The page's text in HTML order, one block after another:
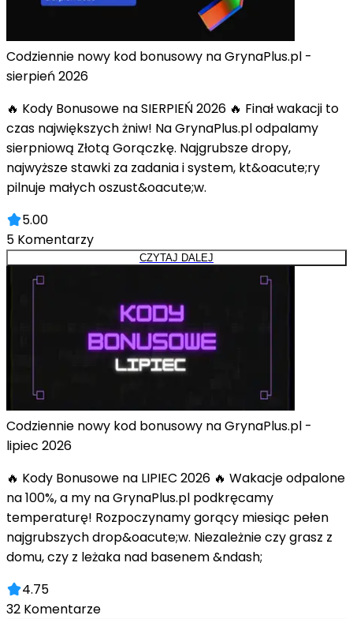
Codziennie nowy kod bonusowy na GrynaPlus.pl -
sierpień 2026
🔥 Kody Bonusowe na SIERPIEŃ 2026 🔥 Finał wakacji to
czas największych żniw! Na GrynaPlus.pl odpalamy
sierpniową Złotą Gorączkę. Najgrubsze dropy,
najwyższe stawki za zadania i system, kt&oacute;ry
pilnuje małych oszust&oacute;w.
5.00
5 Komentarzy
CZYTAJ DALEJ
Codziennie nowy kod bonusowy na GrynaPlus.pl -
lipiec 2026
🔥 Kody Bonusowe na LIPIEC 2026 🔥 Wakacje odpalone
na 100%, a my na GrynaPlus.pl podkręcamy
temperaturę! Rozpoczynamy gorący miesiąc pełen
najgrubszych drop&oacute;w. Niezależnie czy grasz z
domu, czy z leżaka nad basenem &ndash;
4.75
32 Komentarze